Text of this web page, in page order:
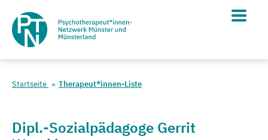
Startseite Therapeut*innen-Liste
Dipl.-Sozialpädagoge Gerrit